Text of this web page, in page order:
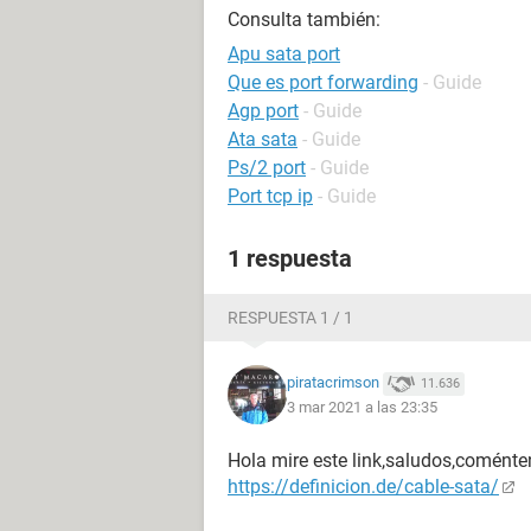
Consulta también:
Apu sata port
Que es port forwarding - Guide
Agp port - Guide
Ata sata - Guide
Ps/2 port - Guide
Port tcp ip - Guide
1 respuesta
RESPUESTA 1 / 1
piratacrimson 11.636
3 mar 2021 a las 23:35
Hola mire este
https://definicion.de/cable-sata/